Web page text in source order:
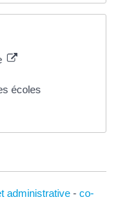
écoles
administrative- co-